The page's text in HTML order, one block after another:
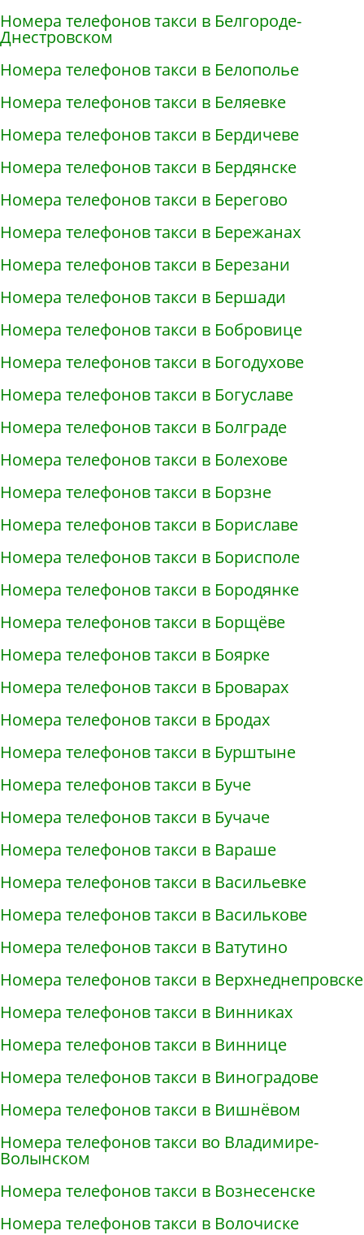
Номера телефонов такси в Белгороде-
Днестровском
Номера телефонов такси в Белополье
Номера телефонов такси в Беляевке
Номера телефонов такси в Бердичеве
Номера телефонов такси в Бердянске
Номера телефонов такси в Берегово
Номера телефонов такси в Бережанах
Номера телефонов такси в Березани
Номера телефонов такси в Бершади
Номера телефонов такси в Бобровице
Номера телефонов такси в Богодухове
Номера телефонов такси в Богуславе
Номера телефонов такси в Болграде
Номера телефонов такси в Болехове
Номера телефонов такси в Борзне
Номера телефонов такси в Бориславе
Номера телефонов такси в Борисполе
Номера телефонов такси в Бородянке
Номера телефонов такси в Борщёве
Номера телефонов такси в Боярке
Номера телефонов такси в Броварах
Номера телефонов такси в Бродах
Номера телефонов такси в Бурштыне
Номера телефонов такси в Буче
Номера телефонов такси в Бучаче
Номера телефонов такси в Вараше
Номера телефонов такси в Васильевке
Номера телефонов такси в Василькове
Номера телефонов такси в Ватутино
Номера телефонов такси в Верхнеднепровске
Номера телефонов такси в Винниках
Номера телефонов такси в Виннице
Номера телефонов такси в Виноградове
Номера телефонов такси в Вишнёвом
Номера телефонов такси во Владимире-
Волынском
Номера телефонов такси в Вознесенске
Номера телефонов такси в Волочиске